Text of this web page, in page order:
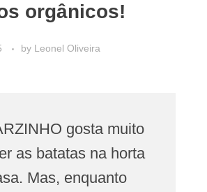
orgânicos!
by Leonel Oliveira
gosta muito
as batatas na horta
Mas, enquanto